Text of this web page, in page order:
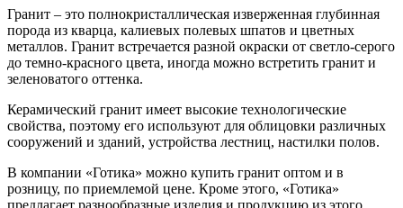
Гранит – это полнокристаллическая изверженная глубинная
порода из кварца, калиевых полевых шпатов и цветных
металлов. Гранит встречается разной окраски от светло-серого
до темно-красного цвета, иногда можно встретить гранит и
зеленоватого оттенка.
Керамический гранит имеет высокие технологические
свойства, поэтому его используют для облицовки различных
сооружений и зданий, устройства лестниц, настилки полов.
В компании «Готика» можно купить гранит оптом и в
розницу, по приемлемой цене. Кроме этого, «Готика»
предлагает разнообразные изделия и продукцию из этого